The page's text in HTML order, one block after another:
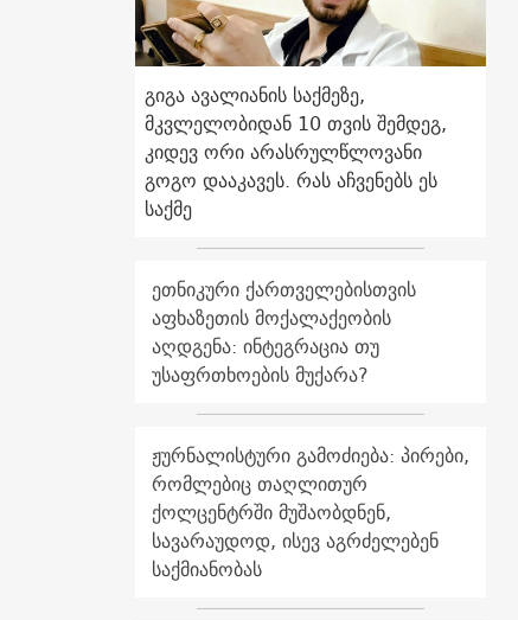
გიგა ავალიანის საქმეზე,
მკვლელობიდან 10 თვის შემდეგ,
კიდევ ორი არასრულწლოვანი
გოგო დააკავეს. რას აჩვენებს ეს
საქმე
ეთნიკური ქართველებისთვის
აფხაზეთის მოქალაქეობის
აღდგენა: ინტეგრაცია თუ
უსაფრთხოების მუქარა?
ჟურნალისტური გამოძიება: პირები,
რომლებიც თაღლითურ
ქოლცენტრში მუშაობდნენ,
სავარაუდოდ, ისევ აგრძელებენ
საქმიანობას